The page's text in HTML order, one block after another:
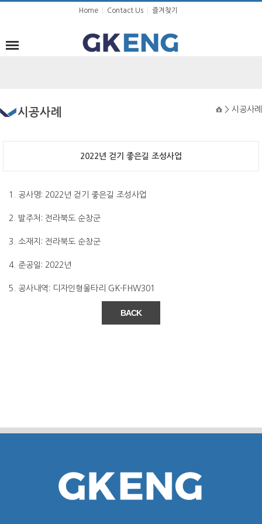
Home Contact Us 즐겨찾기
시공사례 > 시공사례
2022년 걷기 좋은길 조성사업
1. 공사명: 2022년 걷기 좋은길 조성사업
2. 발주처: 전라북도 순창군
3. 소재지: 전라북도 순창군
4. 준공일: 2022년
5. 공사내역: 디자인형울타리 GK-FHW301